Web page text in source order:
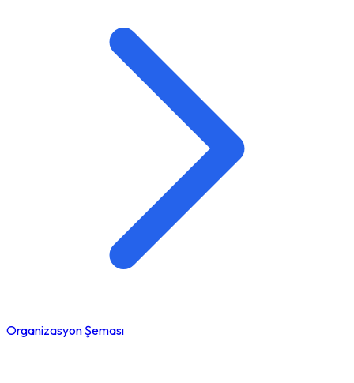
Organizasyon Şeması